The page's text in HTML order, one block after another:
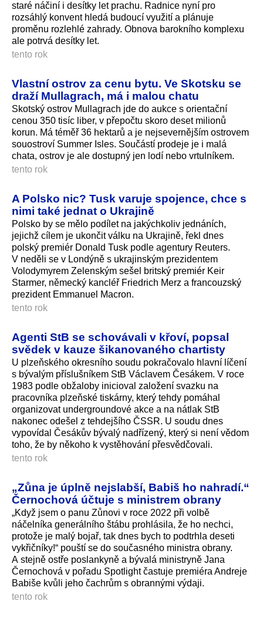
staré náčiní i desítky let prachu. Radnice nyní pro
rozsáhlý konvent hledá budoucí využití a plánuje
proměnu rozlehlé zahrady. Obnova barokního komplexu
ale potrvá desítky let.
tento rok
Vlastní ostrov za cenu bytu. Ve Skotsku se
draží Mullagrach, má i malou chatu
Skotský ostrov Mullagrach jde do aukce s orientační
cenou 350 tisíc liber, v přepočtu skoro deset milionů
korun. Má téměř 36 hektarů a je nejsevernějším ostrovem
souostroví Summer Isles. Součástí prodeje je i malá
chata, ostrov je ale dostupný jen lodí nebo vrtulníkem.
tento rok
A Polsko nic? Tusk varuje spojence, chce s
nimi také jednat o Ukrajině
Polsko by se mělo podílet na jakýchkoliv jednáních,
jejichž cílem je ukončit válku na Ukrajině, řekl dnes
polský premiér Donald Tusk podle agentury Reuters.
V neděli se v Londýně s ukrajinským prezidentem
Volodymyrem Zelenským sešel britský premiér Keir
Starmer, německý kancléř Friedrich Merz a francouzský
prezident Emmanuel Macron.
tento rok
Agenti StB se schovávali v křoví, popsal
svědek v kauze šikanovaného chartisty
U plzeňského okresního soudu pokračovalo hlavní líčení
s bývalým příslušníkem StB Václavem Česákem. V roce
1983 podle obžaloby inicioval založení svazku na
pracovníka plzeňské tiskárny, který tehdy pomáhal
organizovat undergroundové akce a na nátlak StB
nakonec odešel z tehdejšího ČSSR. U soudu dnes
vypovídal Česákův bývalý nadřízený, který si není vědom
toho, že by někoho k vystěhování přesvědčovali.
tento rok
„Zůna je úplně nejslabší, Babiš ho nahradí.“
Černochová účtuje s ministrem obrany
„Když jsem o panu Zůnovi v roce 2022 při volbě
náčelníka generálního štábu prohlásila, že ho nechci,
protože je malý bojař, tak dnes bych to podtrhla deseti
vykřičníky!“ pouští se do současného ministra obrany.
A stejně ostře poslankyně a bývalá ministryně Jana
Černochová v pořadu Spotlight častuje premiéra Andreje
Babiše kvůli jeho čachrům s obrannými výdaji.
tento rok